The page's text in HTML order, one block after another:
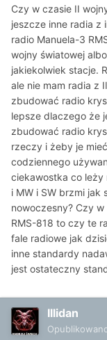
Czy w czasie II
jeszcze inne radia z
radio Manuela-3
wojny światowej
jakiekolwiek stacje.
ale nie mam radia z
zbudować radio
lepsze dlaczego że
zbudować radio
rzeczy i żeby je
codziennego
ciekawostka co leży
i MW i SW brzmi jak
nowoczesny? Czy
RMS-818 to czy te
fale radiowe jak
inne standardy
jest ostateczny
Illidan